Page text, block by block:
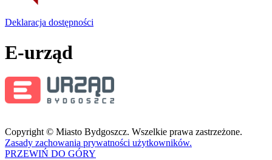
Deklaracja dostępności
E-urząd
Copyright © Miasto Bydgoszcz. Wszelkie prawa zastrzeżone.
Zasady zachowania prywatności użytkowników.
PRZEWIŃ DO GÓRY